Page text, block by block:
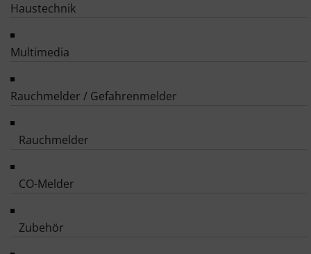
Haustechnik
Multimedia
Rauchmelder / Gefahrenmelder
Rauchmelder
CO-Melder
Zubehör